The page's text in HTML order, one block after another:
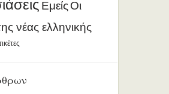
Εμείς Οι
νέας ελληνικής